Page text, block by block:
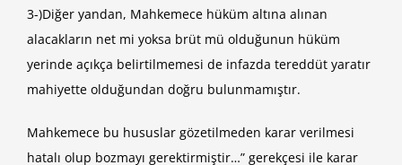
3-)Diğer yandan, Mahkemece hüküm altına alınan
alacakların net mi yoksa brüt mü olduğunun hüküm
yerinde açıkça belirtilmemesi de infazda tereddüt yaratır
mahiyette olduğundan doğru bulunmamıştır.
Mahkemece bu hususlar gözetilmeden karar verilmesi
hatalı olup bozmayı gerektirmiştir…” gerekçesi ile karar